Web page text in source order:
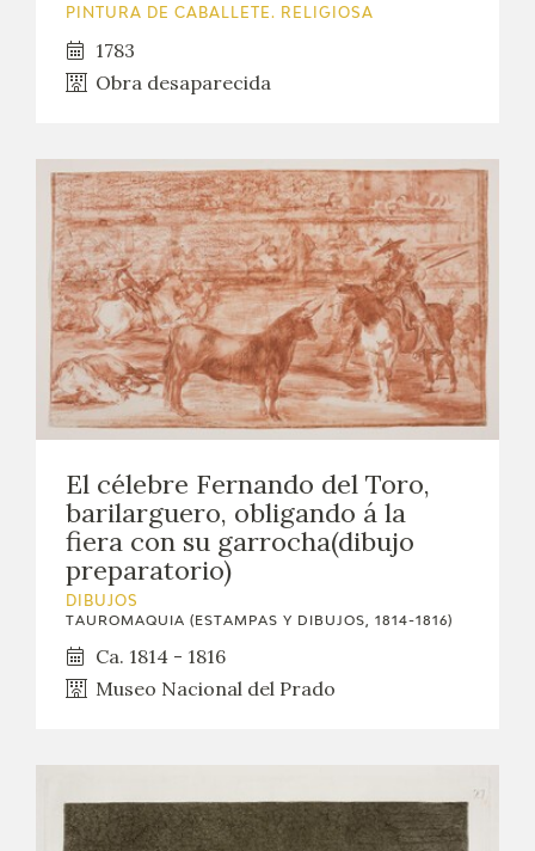
PINTURA DE CABALLETE. RELIGIOSA
1783
Obra desaparecida
El célebre Fernando del Toro,
barilarguero, obligando á la
fiera con su garrocha(dibujo
preparatorio)
DIBUJOS
TAUROMAQUIA (ESTAMPAS Y DIBUJOS, 1814-1816)
Ca. 1814 - 1816
Museo Nacional del Prado